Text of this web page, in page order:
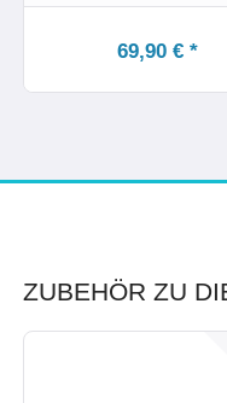
69,90 € *
ZUBEHÖR ZU